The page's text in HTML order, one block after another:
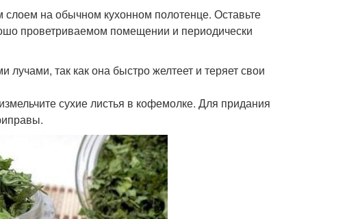
слоем на обычном кухонном полотенце. Оставьте
проветриваемом помещении и периодически
так как она быстро желтеет и теряет свои
сухие листья в кофемолке. Для придания